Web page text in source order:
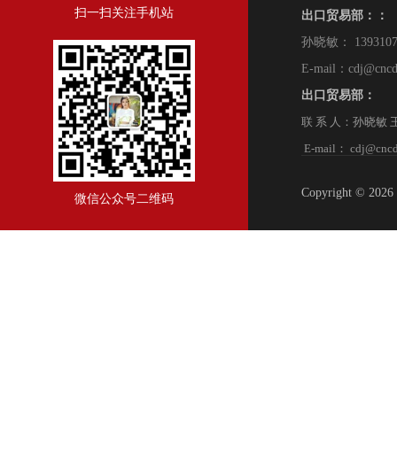
扫一扫关注手机站
微信公众号二维码
出口贸易部：：
孙晓敏：
E-mail：
出口贸易部：
联 系 人：孙晓敏
E-mail：
Copyright ©